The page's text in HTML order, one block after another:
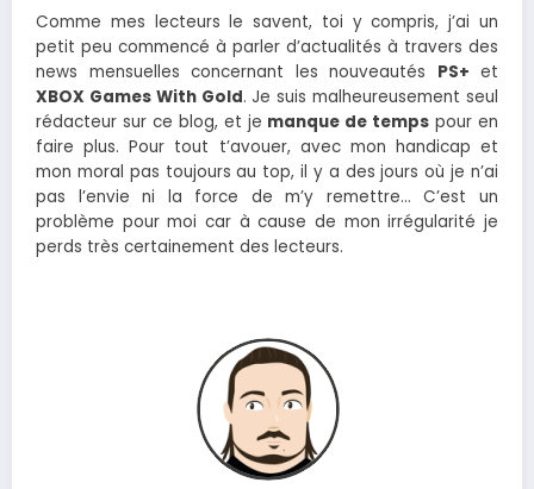
Comme mes lecteurs le savent, toi y compris, j’ai un
petit peu commencé à parler d’actualités à travers des
news mensuelles concernant les nouveautés PS+ et
XBOX Games With Gold. Je suis malheureusement seul
rédacteur sur ce blog, et je manque de temps pour en
faire plus. Pour tout t’avouer, avec mon handicap et
mon moral pas toujours au top, il y a des jours où je n’ai
pas l’envie ni la force de m’y remettre… C’est un
problème pour moi car à cause de mon irrégularité je
perds très certainement des lecteurs.